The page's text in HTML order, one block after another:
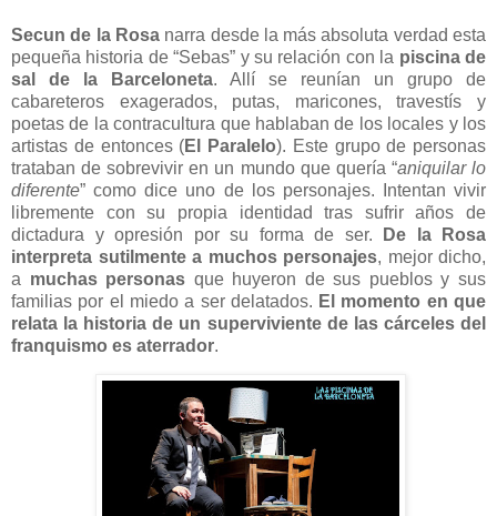
Secun de la Rosanarra desde la más absoluta verdad esta
pequeña historia de “Sebas” y su relación con la piscina de
sal de la Barceloneta. Allí se reunían un grupo de
cabareteros exagerados, putas, maricones, travestís y
poetas de la contracultura que hablaban de los locales y los
artistas de entonces (El Paralelo). Este grupo de personas
trataban de sobrevivir en un mundo que quería “aniquilar lo
diferente” como dice uno de los personajes. Intentan vivir
libremente con su propia identidad tras sufrir años de
dictadura y opresión por su forma de ser.
De la Rosa
interpreta sutilmente a muchos personajes, mejor dicho,
a muchas personas que huyeron de sus pueblos y sus
familias por el miedo a ser delatados. El momento en que
relata la historia de un superviviente de las cárceles del
franquismo es aterrador.